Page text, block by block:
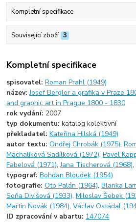
Kompletní specifikace
Související zboží 3
Kompletní specifikace
spisovatel:Roman Prahl (1949)
název:Josef Bergler a grafika v Praze
and graphic art in Prague 1800 - 1830
rok vydání: 2007
typ dokumentu:katalog kolektivní
překladatel:Kateřina Hilská (1949)
autor textu:Ondřej Chrobák (1975),
Machalíková Sadílková (1972),Pavel
Fabelová (1971),Jana Tischerová (1968),
typograf:Bohdan Bloudek (1954)
fotografie:Oto Palán (1964),Blanka
Soňa Divišová (1933),Miloslav Šebek
Martin Novák (1984),Václav Ostádal
ID zpracování v abartu: 147074